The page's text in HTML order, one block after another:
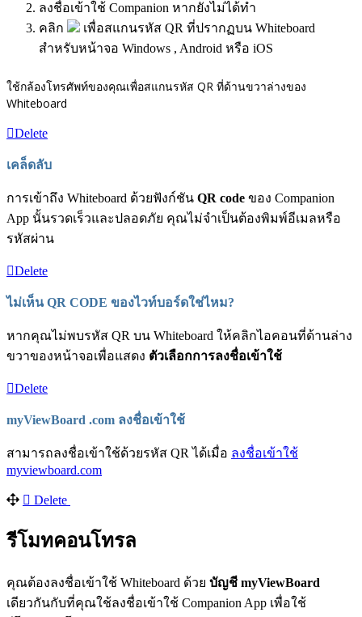
ลงชื่อเข้าใช้ Companion หากยังไม่ได้ทำ
คลิก
เพื่อสแกนรหัส QR ที่ปรากฏบน Whiteboard
สำหรับหน้าจอ Windows , Android หรือ iOS
ใช้กล้องโทรศัพท์ของคุณเพื่อสแกนรหัส QR ที่ด้านขวาล่างของ
Whiteboard
Delete
เคล็ดลับ
การเข้าถึง Whiteboard ด้วยฟังก์ชัน QR code ของ Companion
App นั้นรวดเร็วและปลอดภัย คุณไม่จำเป็นต้องพิมพ์อีเมลหรือ
รหัสผ่าน
Delete
ไม่เห็น QR CODE ของไวท์บอร์ดใช่ไหม?
หากคุณไม่พบรหัส QR บน Whiteboard ให้คลิกไอคอนที่ด้านล่าง
ขวาของหน้าจอเพื่อแสดง ตัวเลือกการลงชื่อเข้าใช้
Delete
myViewBoard .com ลงชื่อเข้าใช้
สามารถลงชื่อเข้าใช้ด้วยรหัส QR ได้เมื่อ ลงชื่อเข้าใช้
myviewboard.com
Delete
รีโมทคอนโทรล
คุณต้องลงชื่อเข้าใช้ Whiteboard ด้วย บัญชี myViewBoard
เดียวกันกับที่คุณใช้ลงชื่อเข้าใช้ Companion App เพื่อใช้